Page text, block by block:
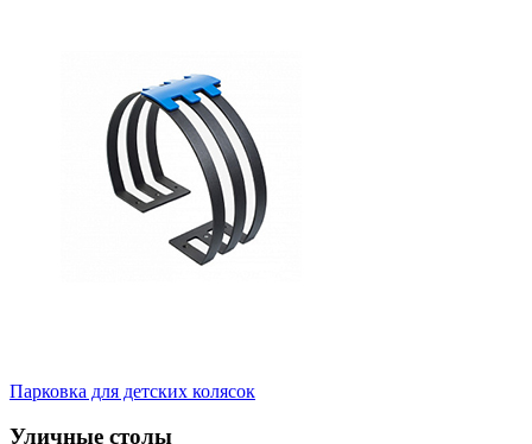
Парковка для детских колясок
Уличные столы